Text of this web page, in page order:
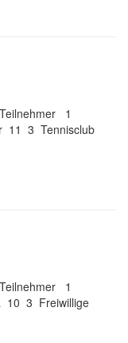
1
11 3 Tennisclub
1
10 3 Freiwillige